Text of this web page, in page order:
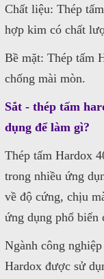
Chất liệu: Thép
hợp kim có chất
Bề mặt: Thép tấm
chống mài mòn.
Sắt - thép tấm
dụng để làm gì?
Thép tấm Hardox
trong nhiều ứng
về độ cứng, chịu
ứng dụng phổ biến
Ngành công
Hardox được sử